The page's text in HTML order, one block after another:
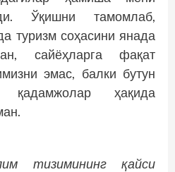
Ўқишни тамомлаб,
туризм соҳасини янада
сайёҳларга фақат
эмас, балки бутун
қадамжолар ҳақида
тизимининг қайси